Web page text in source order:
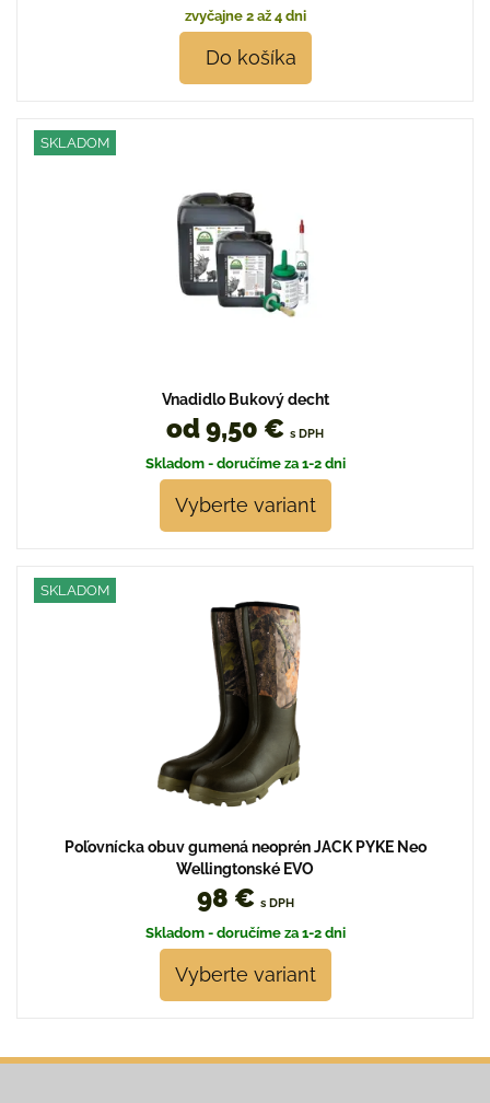
zvyčajne 2 až 4 dni
Do košíka
SKLADOM
Vnadidlo Bukový decht
od 9,50 € s DPH
Skladom - doručíme za 1-2 dni
Vyberte variant
SKLADOM
Poľovnícka obuv gumená neoprén JACK PYKE Neo
Wellingtonské EVO
98 € s DPH
Skladom - doručíme za 1-2 dni
Vyberte variant